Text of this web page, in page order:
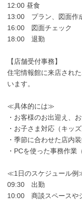
12:00 昼食
13:00 プラン、図面作
16:00 図面チェック
18:00 退勤
【店舗受付事務】
住宅情報館に来店され
います。
≪具体的には≫
・お客様のお出迎え、
・お子さま対応（キッ
・季節に合わせた店内
・PCを使った事務作業
≪1日のスケジュール
09:30 出勤
10:00 商談スペースや